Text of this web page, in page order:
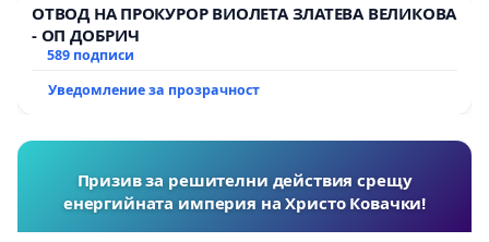
ОТВОД НА ПРОКУРОР ВИОЛЕТА ЗЛАТЕВА ВЕЛИКОВА
- ОП ДОБРИЧ
589 подписи
Уведомление за прозрачност
Призив за решителни действия срещу
енергийната империя на Христо Ковачки!